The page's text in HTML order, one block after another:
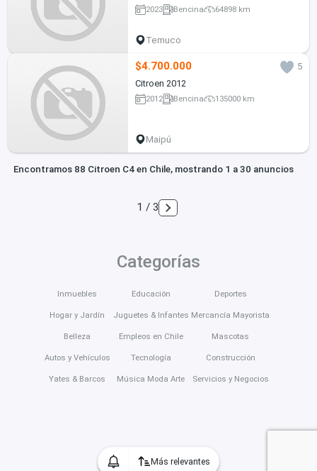
Más relevantes
2023 Bencina 64898 km
Temuco
$4.700.000
5
Citroen 2012
2012 Bencina 135000 km
Maipú
Encontramos 88 Citroen C4 en Chile, mostrando 1 a 30 anuncios
1 / 3
Categorías
Inmuebles
Hogar y Jardín
Belleza
Autos y Vehículos
Yates & Barcos
Educación
Juguetes & Infantes
Empleos en Chile
Tecnología
Música Moda Arte
Deportes
Mercancía Mayorista
Mascotas
Construcción
Servicios y Negocios